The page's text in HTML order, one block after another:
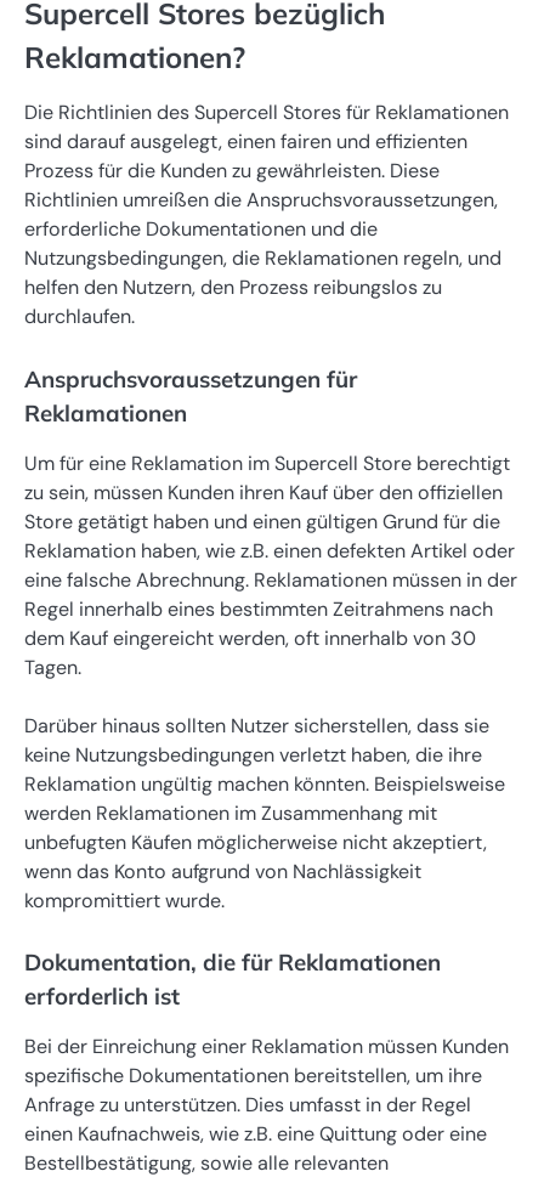
Supercell Stores bezüglich
Reklamationen?
Die Richtlinien des Supercell Stores für Reklamationen
sind darauf ausgelegt, einen fairen und effizienten
Prozess für die Kunden zu gewährleisten. Diese
Richtlinien umreißen die Anspruchsvoraussetzungen,
erforderliche Dokumentationen und die
Nutzungsbedingungen, die Reklamationen regeln, und
helfen den Nutzern, den Prozess reibungslos zu
durchlaufen.
Anspruchsvoraussetzungen für
Reklamationen
Um für eine Reklamation im Supercell Store berechtigt
zu sein, müssen Kunden ihren Kauf über den offiziellen
Store getätigt haben und einen gültigen Grund für die
Reklamation haben, wie z.B. einen defekten Artikel oder
eine falsche Abrechnung. Reklamationen müssen in der
Regel innerhalb eines bestimmten Zeitrahmens nach
dem Kauf eingereicht werden, oft innerhalb von 30
Tagen.
Darüber hinaus sollten Nutzer sicherstellen, dass sie
keine Nutzungsbedingungen verletzt haben, die ihre
Reklamation ungültig machen könnten. Beispielsweise
werden Reklamationen im Zusammenhang mit
unbefugten Käufen möglicherweise nicht akzeptiert,
wenn das Konto aufgrund von Nachlässigkeit
kompromittiert wurde.
Dokumentation, die für Reklamationen
erforderlich ist
Bei der Einreichung einer Reklamation müssen Kunden
spezifische Dokumentationen bereitstellen, um ihre
Anfrage zu unterstützen. Dies umfasst in der Regel
einen Kaufnachweis, wie z.B. eine Quittung oder eine
Bestellbestätigung, sowie alle relevanten